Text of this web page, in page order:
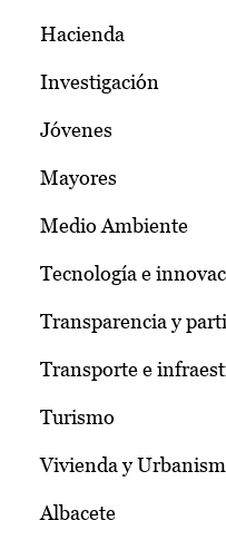
Hacienda
Investigación
Jóvenes
Mayores
Medio Ambiente
Tecnología e
Transparencia y
Transporte e
Turismo
Vivienda y
Albacete